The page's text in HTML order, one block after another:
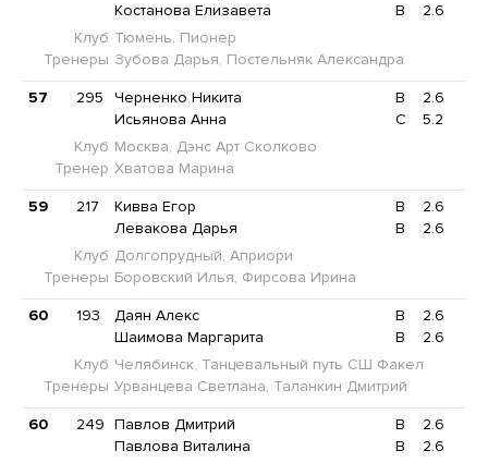
Костанова Елизавета
B
2.6
Клуб Тюмень, Пионер
Тренеры Зубова Дарья, Постельняк Александра
57 295 Черненко Никита B
2.6
Исьянова Анна
C
5.2
Клуб Москва, Дэнс Арт Сколково
Тренер Хватова Марина
59 217 Кивва Егор B
2.6
Левакова Дарья
B
2.6
Клуб Долгопрудный, Априори
Тренеры Боровский Илья, Фирсова Ирина
60 193 Даян Алекс B
2.6
Шаимова Маргарита
B
2.6
Клуб Челябинск, Танцевальный путь СШ Факел
Тренеры Урванцева Светлана, Таланкин Дмитрий
60 249 Павлов Дмитрий B
2.6
Павлова Виталина
B
2.6